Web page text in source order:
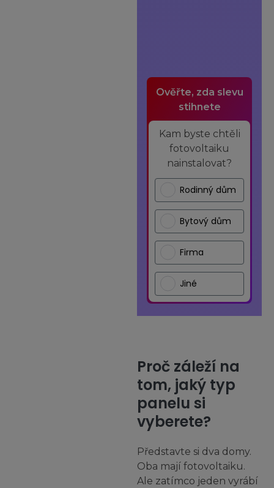
Ověřte, zda slevu
stihnete
Kam byste chtěli
fotovoltaiku
nainstalovat?
Rodinný dům
Bytový dům
Firma
Jiné
Proč záleží na
tom, jaký typ
panelu si
vyberete?
Představte si dva domy.
Oba mají fotovoltaiku.
Ale zatímco jeden vyrábí